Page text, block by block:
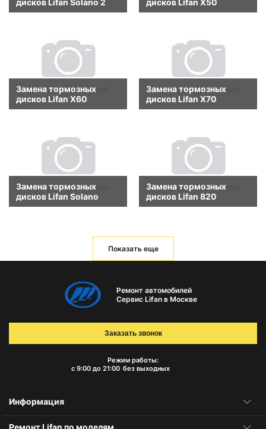
дисков Lifan Solano 2
дисков Lifan X50
Замена тормозных
дисков Lifan X60
Замена тормозных
дисков Lifan X70
Замена тормозных
дисков Lifan Solano
Замена тормозных
дисков Lifan 820
Показать еще
Ремонт автомобилей
Сервис Lifan в Москве
Режим работы:
с 9:00 до 21:00 без выходных
Заказать звонок
Информация